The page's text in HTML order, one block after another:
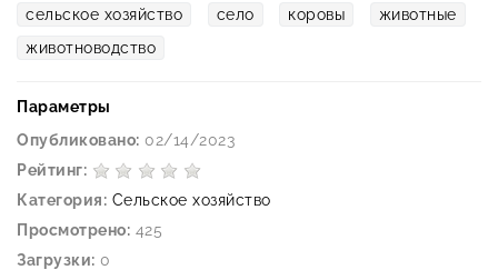
сельское хозяйство село коровы
животные
животноводство
Параметры
Опубликовано: 02/14/2023
Рейтинг:
Категория: Сельское хозяйство
Просмотрено: 425
Загрузки: 0